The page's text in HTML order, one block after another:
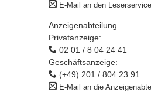
E-Mail an den Leserservice
Anzeigenabteilung
Privatanzeige:
02 01 / 8 04 24 41
Geschäftsanzeige:
(+49) 201 / 804 23 91
E-Mail an die